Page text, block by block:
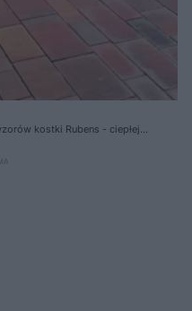
kostki Rubens - ciepłej